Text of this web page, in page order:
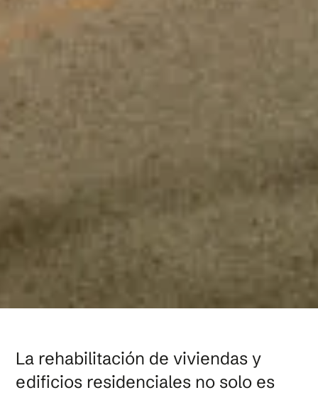
La rehabilitación de viviendas y
edificios residenciales no solo es